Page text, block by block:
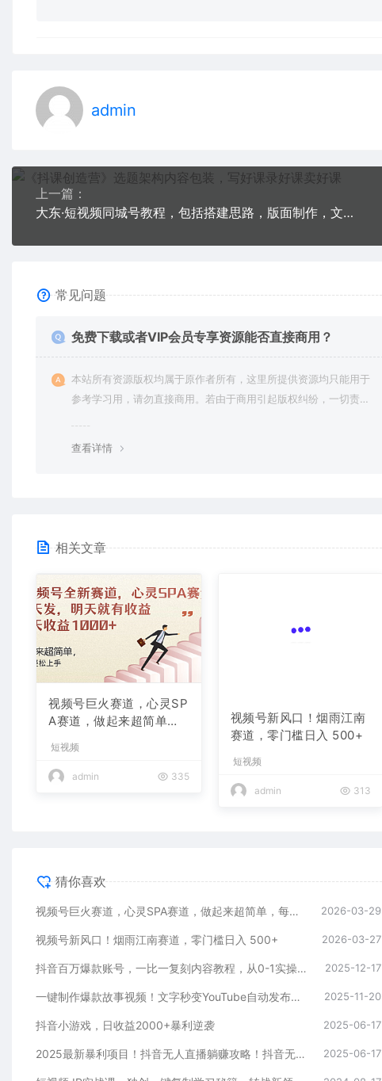
admin
上一篇：
大东·短视频同城号教程，包括搭建思路，版面制作，文案内容，剪辑操作等
常见问题
免费下载或者VIP会员专享资源能否直接商用？
本站所有资源版权均属于原作者所有，这里所提供资源均只能用于
参考学习用，请勿直接商用。若由于商用引起版权纠纷，一切责任
查看详情
相关文章
视频号巨火赛道，心灵SP
A赛道，做起来超简单，
短视频
admin 335
视频号新风口！烟雨江南
赛道，零门槛日入 500+
短视频
admin 313
猜你喜欢
视频号巨火赛道，心灵SPA赛道，做起来超简单，每天收益800+ 2026-03-29
视频号新风口！烟雨江南赛道，零门槛日入 500+ 2026-03-27
抖音百万爆款账号，一比一复刻内容教程，从0-1实操课，小白也能学会，复制爆款，月入10w+ 2025-12-17
一键制作爆款故事视频！文字秒变YouTube自动发布的傻瓜式教程 2025-11-20
抖音小游戏，日收益2000+暴利逆袭 2025-06-17
2025最新暴利项目！抖音无人直播躺赚攻略！抖音无人直播3.0玩法！0门槛… 2025-06-17